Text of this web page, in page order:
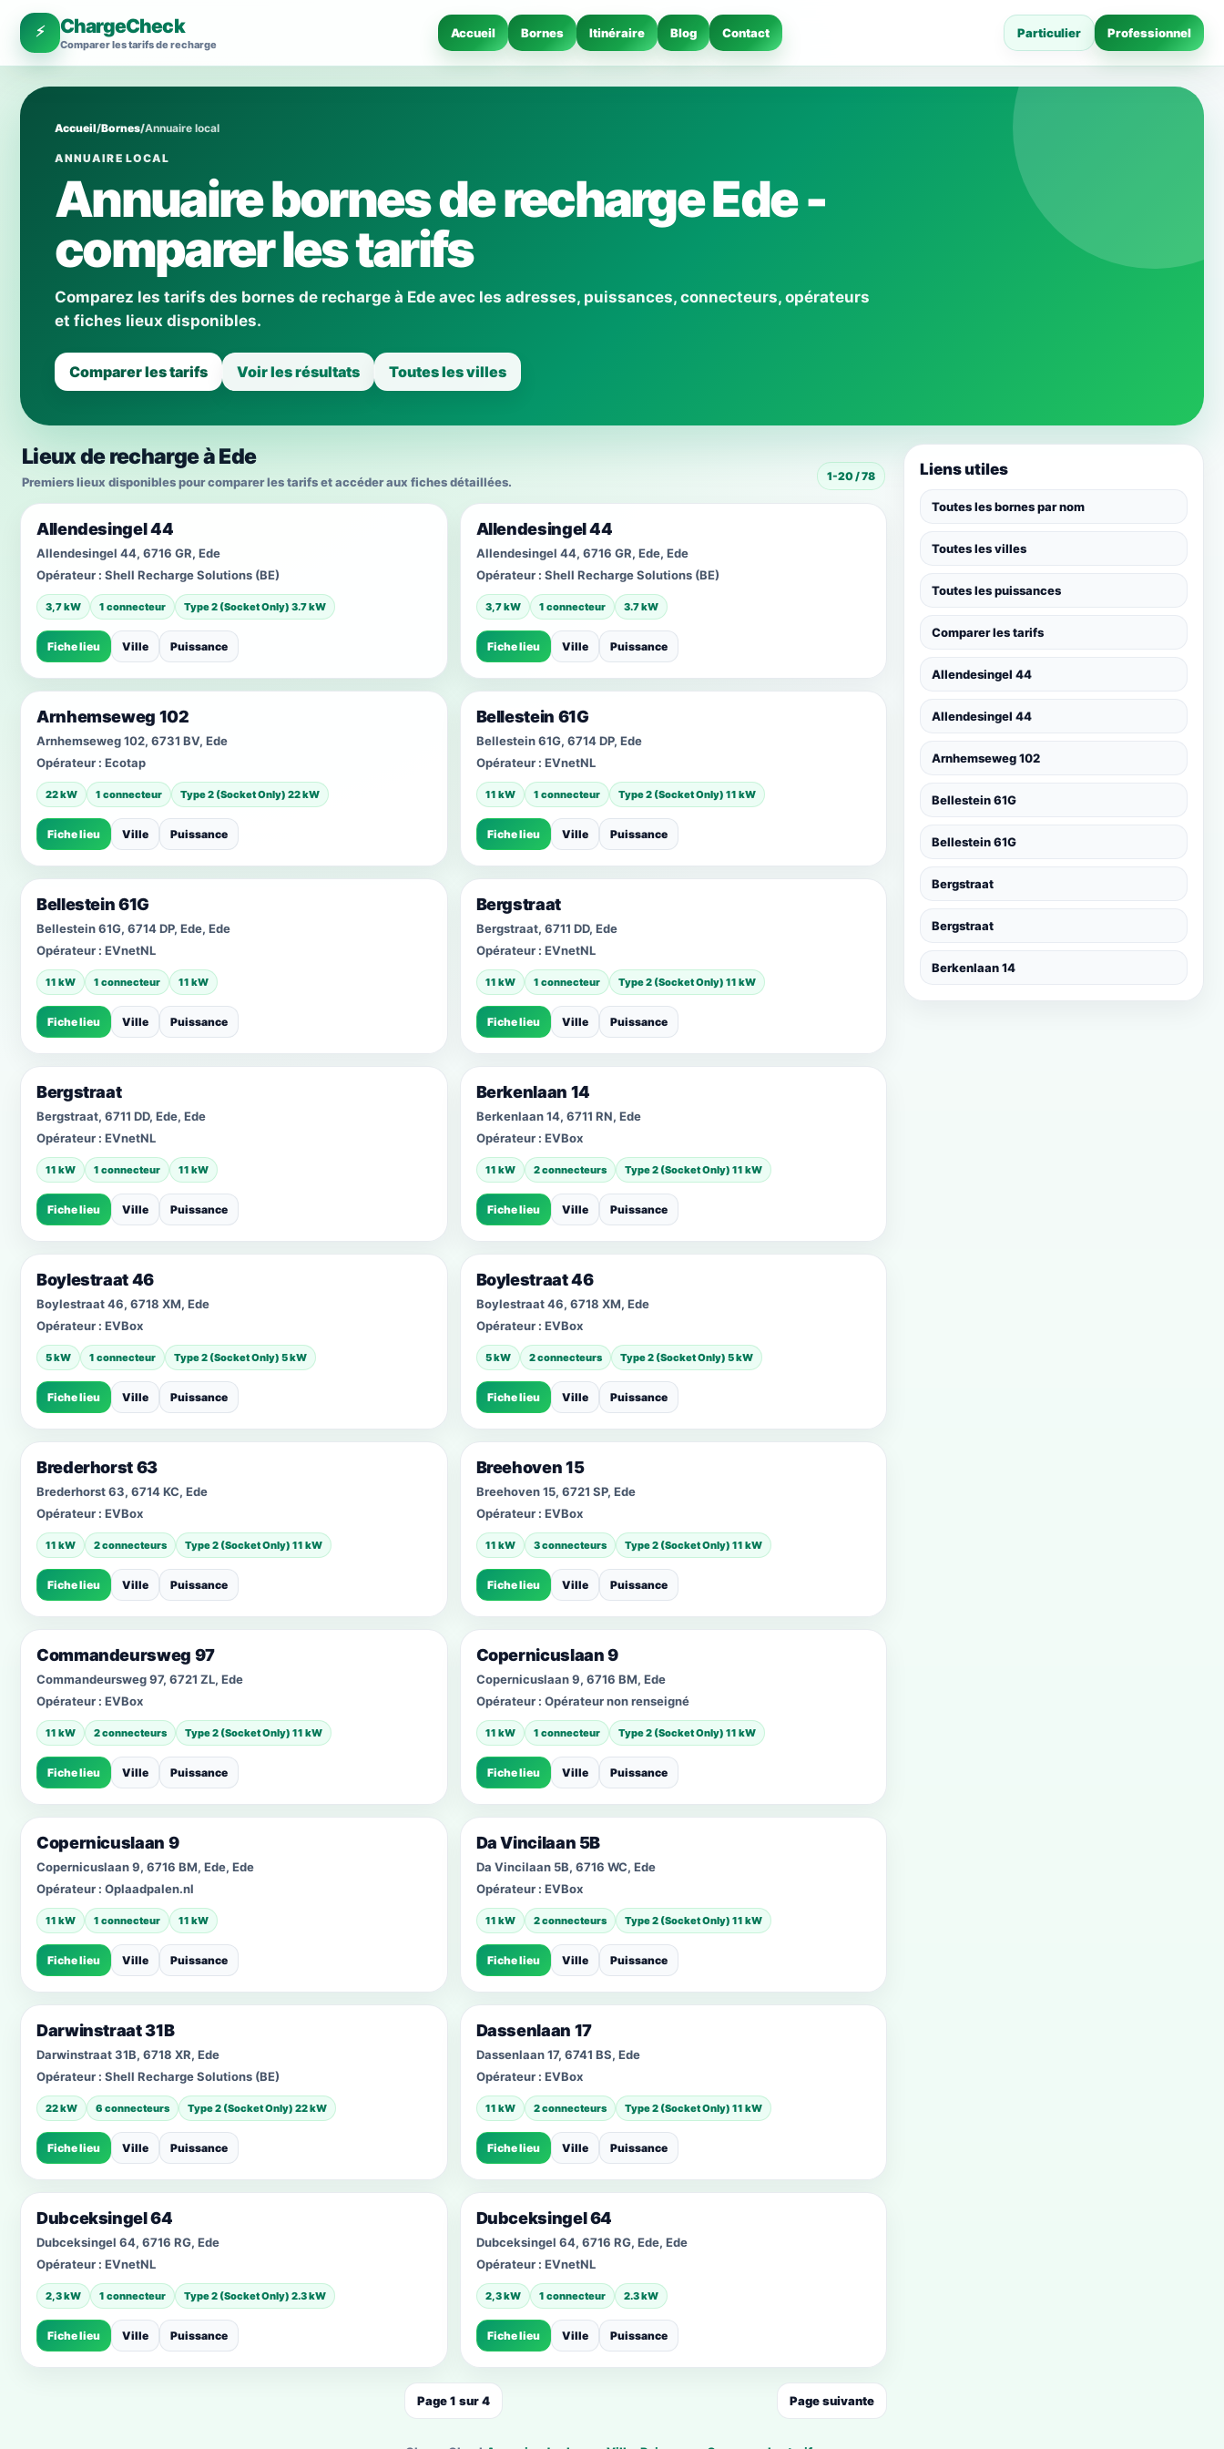
⚡ ChargeCheck
Comparer les tarifs de recharge
Accueil Bornes Itinéraire Blog Contact Particulier Professionnel
Accueil/Bornes/Annuaire local
ANNUAIRE LOCAL
Annuaire bornes de recharge Ede -
comparer les tarifs
Comparez les tarifs des bornes de recharge à Ede avec les adresses, puissances, connecteurs, opérateurs
et fiches lieux disponibles.
Comparer les tarifs Voir les résultats Toutes les villes
Lieux de recharge à Ede
Premiers lieux disponibles pour comparer les tarifs et accéder aux fiches détaillées. 1-20 / 78
Allendesingel 44
Allendesingel 44, 6716 GR, Ede
Opérateur : Shell Recharge Solutions (BE)
3,7 kW 1 connecteur Type 2 (Socket Only) 3.7 kW
Fiche lieu Ville Puissance
Allendesingel 44
Allendesingel 44, 6716 GR, Ede, Ede
Opérateur : Shell Recharge Solutions (BE)
3,7 kW 1 connecteur 3.7 kW
Fiche lieu Ville Puissance
Arnhemseweg 102
Arnhemseweg 102, 6731 BV, Ede
Opérateur : Ecotap
22 kW 1 connecteur Type 2 (Socket Only) 22 kW
Fiche lieu Ville Puissance
Bellestein 61G
Bellestein 61G, 6714 DP, Ede
Opérateur : EVnetNL
11 kW 1 connecteur Type 2 (Socket Only) 11 kW
Fiche lieu Ville Puissance
Bellestein 61G
Bellestein 61G, 6714 DP, Ede, Ede
Opérateur : EVnetNL
11 kW 1 connecteur 11 kW
Fiche lieu Ville Puissance
Bergstraat
Bergstraat, 6711 DD, Ede
Opérateur : EVnetNL
11 kW 1 connecteur Type 2 (Socket Only) 11 kW
Fiche lieu Ville Puissance
Bergstraat
Bergstraat, 6711 DD, Ede, Ede
Opérateur : EVnetNL
11 kW 1 connecteur 11 kW
Fiche lieu Ville Puissance
Berkenlaan 14
Berkenlaan 14, 6711 RN, Ede
Opérateur : EVBox
11 kW 2 connecteurs Type 2 (Socket Only) 11 kW
Fiche lieu Ville Puissance
Boylestraat 46
Boylestraat 46, 6718 XM, Ede
Opérateur : EVBox
5 kW 1 connecteur Type 2 (Socket Only) 5 kW
Fiche lieu Ville Puissance
Boylestraat 46
Boylestraat 46, 6718 XM, Ede
Opérateur : EVBox
5 kW 2 connecteurs Type 2 (Socket Only) 5 kW
Fiche lieu Ville Puissance
Brederhorst 63
Brederhorst 63, 6714 KC, Ede
Opérateur : EVBox
11 kW 2 connecteurs Type 2 (Socket Only) 11 kW
Fiche lieu Ville Puissance
Breehoven 15
Breehoven 15, 6721 SP, Ede
Opérateur : EVBox
11 kW 3 connecteurs Type 2 (Socket Only) 11 kW
Fiche lieu Ville Puissance
Commandeursweg 97
Commandeursweg 97, 6721 ZL, Ede
Opérateur : EVBox
11 kW 2 connecteurs Type 2 (Socket Only) 11 kW
Fiche lieu Ville Puissance
Copernicuslaan 9
Copernicuslaan 9, 6716 BM, Ede
Opérateur : Opérateur non renseigné
11 kW 1 connecteur Type 2 (Socket Only) 11 kW
Fiche lieu Ville Puissance
Copernicuslaan 9
Copernicuslaan 9, 6716 BM, Ede, Ede
Opérateur : Oplaadpalen.nl
11 kW 1 connecteur 11 kW
Fiche lieu Ville Puissance
Da Vincilaan 5B
Da Vincilaan 5B, 6716 WC, Ede
Opérateur : EVBox
11 kW 2 connecteurs Type 2 (Socket Only) 11 kW
Fiche lieu Ville Puissance
Darwinstraat 31B
Darwinstraat 31B, 6718 XR, Ede
Opérateur : Shell Recharge Solutions (BE)
22 kW 6 connecteurs Type 2 (Socket Only) 22 kW
Fiche lieu Ville Puissance
Dassenlaan 17
Dassenlaan 17, 6741 BS, Ede
Opérateur : EVBox
11 kW 2 connecteurs Type 2 (Socket Only) 11 kW
Fiche lieu Ville Puissance
Dubceksingel 64
Dubceksingel 64, 6716 RG, Ede
Opérateur : EVnetNL
2,3 kW 1 connecteur Type 2 (Socket Only) 2.3 kW
Fiche lieu Ville Puissance
Dubceksingel 64
Dubceksingel 64, 6716 RG, Ede, Ede
Opérateur : EVnetNL
2,3 kW 1 connecteur 2.3 kW
Fiche lieu Ville Puissance
Page 1 sur 4 Page suivante
Liens utiles
Toutes les bornes par nom
Toutes les villes
Toutes les puissances
Comparer les tarifs
Allendesingel 44
Allendesingel 44
Arnhemseweg 102
Bellestein 61G
Bellestein 61G
Bergstraat
Bergstraat
Berkenlaan 14